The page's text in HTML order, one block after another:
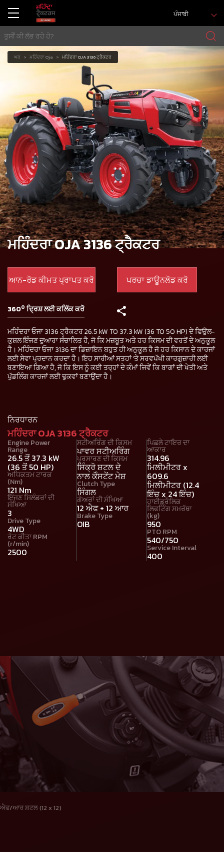
ਪੰਜਾਬੀ
ਘਰ ਮਹਿੰਦਰਾ Oja ਮਹਿੰਦਰਾ OJA 3136 ਟ੍ਰੈਕਟਰ
ਮਹਿੰਦਰਾ OJA 3136 ਟ੍ਰੈਕਟਰ
ਆਨ-ਰੋਡ ਕੀਮਤ ਪ੍ਰਾਪਤ ਕਰੋ ਪਰਚਾ ਡਾਊਨਲੋਡ ਕਰੋ
3600 ਦ੍ਰਿਸ਼ ਲਈ ਕਲਿੱਕ ਕਰੋ
ਮਹਿੰਦਰਾ ਓਜਾ 3136 ਟ੍ਰੈਕਟਰ 26.5 kW TO 37.3 kW (36 TO 50 HP) ਦੇ ਫਿਉਲ-
ਕੁਸ਼ਲ ਇੰਜਣ ਦੁਆਰਾ ਸੰਚਾਲਿਤ ਹੈ, ਜੋ ਕਿ ਮਜ਼ਬੂਤ ਅਤੇ ਹਰ ਕਿਸਮ ਦੀ ਵਰਤੋਂ ਦੇ ਅਨੁਕੂਲ
ਹੈ। ਮਹਿੰਦਰਾ ਓਜਾ 3136 ਦਾ ਡਿਜ਼ਾਇਨ ਬਹੁਤ ਹੀ ਅਨੁਕੂਲ ਹੈ ਜੋ ਹਰ ਕਿਸਾਨ ਦੇ ਕਾਰਜਾਂ
ਲਈ ਸੇਵਾ ਪ੍ਰਦਾਨ ਕਰਦਾ ਹੈ। ਇਹ ਸਾਰੀਆਂ ਸਤਹਾਂ 'ਤੇ ਸਰਵਪੱਖੀ ਕਾਰਗੁਜ਼ਾਰੀ ਲਈ
ਬਣਾਇਆ ਗਿਆ ਹੈ, ਜੋ ਕਿ ਇਸ ਨੂੰ ਕਈ ਤਰ੍ਹਾਂ ਦੇ ਕੰਮਾਂ ਜਿਵੇਂ ਕਿ ਬਾਗਾਂ ਦੀ ਖੇਤੀ ਅਤੇ
ਪੁੱਡਲਿੰਗ ਕਾਰਜਾਂ ਲਈ ਢੁਕਵਾਂ ਬਣਾਉਂਦਾ ਹੈ।
ਨਿਰਧਾਰਨ
ਮਹਿੰਦਰਾ OJA 3136 ਟ੍ਰੈਕਟਰ
Engine Power
Range
26.5 ਤੋਂ 37.3 kW
(36 ਤੋਂ 50 HP)
ਅਧਿਕਤਮ ਟਾਰਕ
(Nm)
121 Nm
ਇੰਜਣ ਸਿਲੰਡਰਾਂ ਦੀ
ਸੰਖਿਆ
3
Drive Type
4WD
ਰੇਟ ਕੀਤਾ RPM
(r/min)
2500
ਸਟੀਅਰਿੰਗ ਦੀ ਕਿਸਮ
ਪਾਵਰ ਸਟੀਅਰਿੰਗ
ਪ੍ਰਸਾਰਣ ਦੀ ਕਿਸਮ
ਸਿੰਕ੍ਰੋ ਸ਼ਟਲ ਦੇ
ਨਾਲ ਕੋੰਸਟੇਂਟ ਮੇਸ਼
Clutch Type
ਸਿੰਗਲ
ਗੇਅਰਾਂ ਦੀ ਸੰਖਿਆ
12 ਐਫ + 12 ਆਰ
Brake Type
OIB
ਪਿਛਲੇ ਟਾਇਰ ਦਾ
ਆਕਾਰ
314.96
ਮਿਲੀਮੀਟਰ x
609.6
ਮਿਲੀਮੀਟਰ (12.4
ਇੰਚ x 24 ਇੰਚ)
ਹਾਈਡ੍ਰੌਲਿਕ
ਲਿਫਟਿੰਗ ਸਮਰੱਥਾ
(kg)
950
PTO RPM
540/750
Service Interval
400
ਐਫ/ਆਰ ਸ਼ਟਲ (12 x 12)